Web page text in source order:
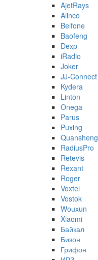
AjetRays
Alinco
Belfone
Baofeng
Dexp
iRadio
Joker
JJ-Connect
Kydera
Linton
Onega
Parus
Puxing
Quansheng
RadiusPro
Retevis
Rexant
Roger
Voxtel
Vostok
Wouxun
Xiaomi
Байкал
Бизон
Грифон